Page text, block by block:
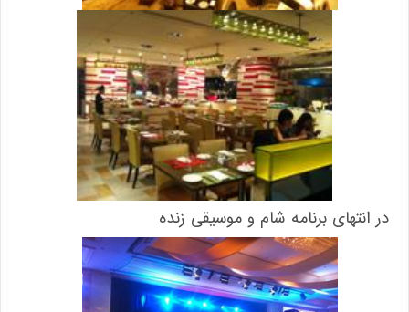
در انتهای برنامه شام و موسیقی زنده